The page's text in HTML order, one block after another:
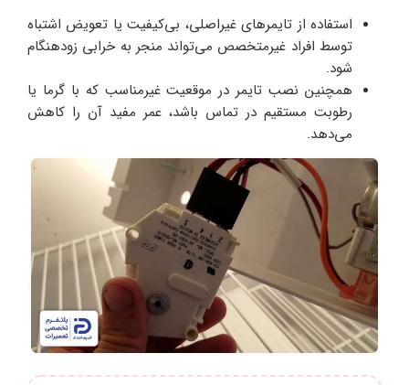
استفاده از تایمرهای غیراصلی، بی‌کیفیت یا تعویض اشتباه
توسط افراد غیرمتخصص می‌تواند منجر به خرابی زودهنگام
شود.
همچنین نصب تایمر در موقعیت غیرمناسب که با گرما یا
رطوبت مستقیم در تماس باشد، عمر مفید آن را کاهش
می‌دهد.